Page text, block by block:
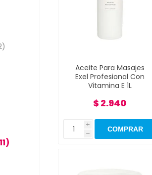
Aceite Para Masajes
Exel Profesional Con
Vitamina E 1L
$ 2.940
i
h